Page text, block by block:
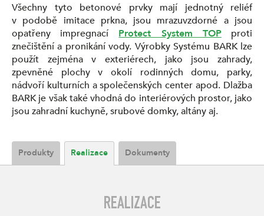
Všechny tyto betonové prvky mají jednotný reliéf
v podobě imitace prkna, jsou mrazuvzdorné a jsou
opatřeny impregnací
Protect System TOPproti
znečištění a pronikání vody. Výrobky Systému BARK lze
použít zejména v exteriérech, jako jsou zahrady,
zpevněné plochy v okolí rodinných domu, parky,
nádvoří kulturních a společenských center apod. Dlažba
BARK je však také vhodná do interiérových prostor, jako
jsou zahradní kuchyně, srubové domky, altány aj.
Produkty Realizace Dokumenty
REALIZACE